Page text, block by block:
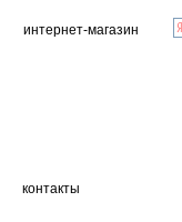
интернет-магазин
контакты